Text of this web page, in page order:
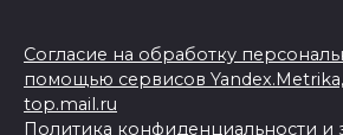
Согласие на обработку
помощью сервисов
top.mail.ru
Политика конфиденциальности и